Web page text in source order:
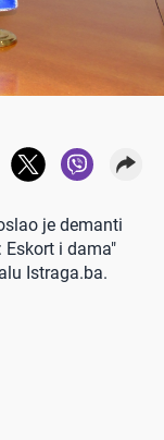
je demanti
Eskort i dama"
Istraga.ba.